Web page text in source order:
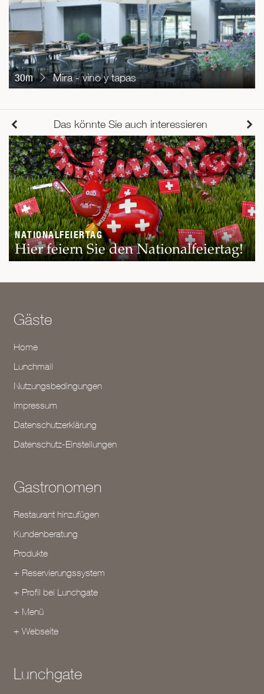
30m Mira - vino y tapas
Das könnte Sie auch interessieren
NATIONALFEIERTAG
Hier feiern Sie den Nationalfeiertag!
Gäste
Home
Lunchmail
Nutzungsbedingungen
Impressum
Datenschutzerklärung
Datenschutz-Einstellungen
Gastronomen
Restaurant hinzufügen
Kundenberatung
Produkte
+ Reservierungssystem
+ Profil bei Lunchgate
+ Menü
+ Webseite
Lunchgate